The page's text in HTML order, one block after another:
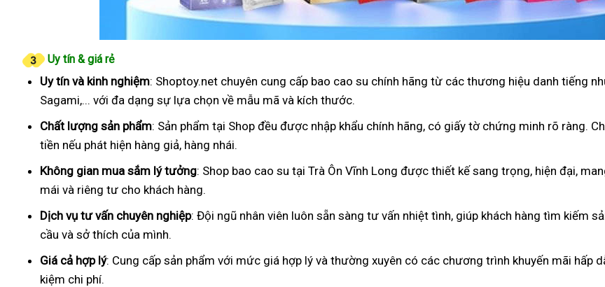
Uy tín & giá rẻ
Uy tín và kinh nghiệm: Shoptoy.net chuyên cung cấp bao cao su chính hãng từ các thương hiệu danh tiếng
Sagami,... với đa dạng sự lựa chọn về mẫu mã và kích thước.
Chất lượng sản phẩm: Sản phẩm tại Shop đều được nhập khẩu chính hãng, có giấy tờ chứng minh rõ ràng.
tiền nếu phát hiện hàng giả, hàng nhái.
Không gian mua sắm lý tưởng: Shop bao cao su tại Trà Ôn Vĩnh Long được thiết kế sang trọng, hiện đại,
mái và riêng tư cho khách hàng.
Dịch vụ tư vấn chuyên nghiệp: Đội ngũ nhân viên luôn sẵn sàng tư vấn nhiệt tình, giúp khách hàng tìm kiếm
cầu và sở thích của mình.
Giá cả hợp lý: Cung cấp sản phẩm với mức giá hợp lý và thường xuyên có các chương trình khuyến mãi hấp
kiệm chi phí.